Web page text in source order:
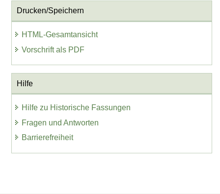
Drucken/Speichern
HTML-Gesamtansicht
Vorschrift als PDF
Hilfe
Hilfe zu Historische Fassungen
Fragen und Antworten
Barrierefreiheit